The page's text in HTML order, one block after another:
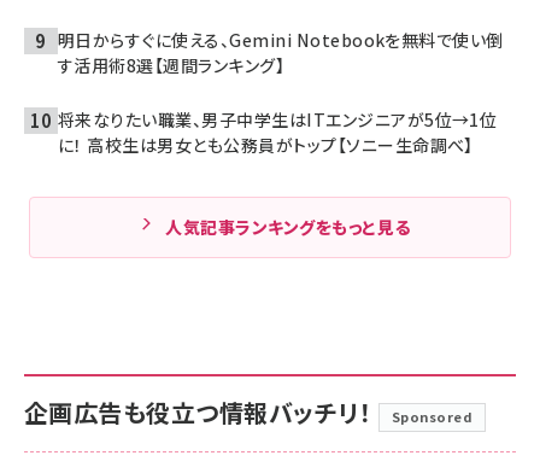
明日からすぐに使える、Gemini Notebookを無料で使い倒
す活用術8選【週間ランキング】
将来なりたい職業、男子中学生はITエンジニアが5位→1位
に！ 高校生は男女とも公務員がトップ【ソニー生命調べ】
人気記事ランキングをもっと見る
企画広告も役立つ情報バッチリ！ Sponsored